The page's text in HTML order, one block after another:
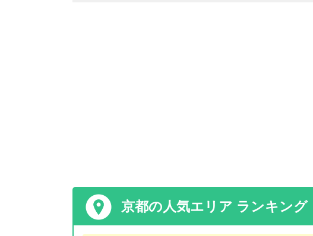
京都の人気エリア ランキング